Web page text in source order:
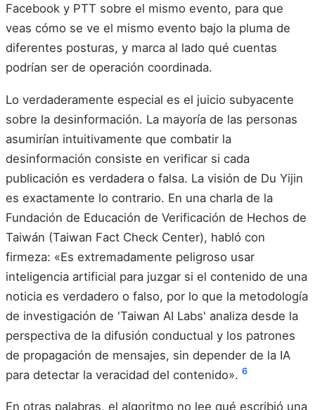
Facebook y PTT sobre el mismo evento, para que
veas cómo se ve el mismo evento bajo la pluma de
diferentes posturas, y marca al lado qué cuentas
podrían ser de operación coordinada.
Lo verdaderamente especial es el juicio subyacente
sobre la desinformación. La mayoría de las personas
asumirían intuitivamente que combatir la
desinformación consiste en verificar si cada
publicación es verdadera o falsa. La visión de Du Yijin
es exactamente lo contrario. En una charla de la
Fundación de Educación de Verificación de Hechos de
Taiwán (Taiwan Fact Check Center), habló con
firmeza: «Es extremadamente peligroso usar
inteligencia artificial para juzgar si el contenido de una
noticia es verdadero o falso, por lo que la metodología
de investigación de 'Taiwan AI Labs' analiza desde la
perspectiva de la difusión conductual y los patrones
de propagación de mensajes, sin depender de la IA
para detectar la veracidad del contenido». 6
En otras palabras, el algoritmo no lee qué escribió una